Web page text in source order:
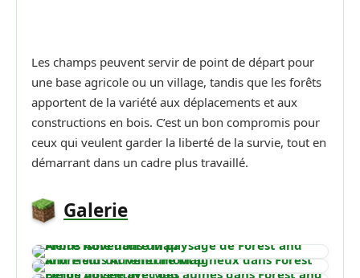
Les champs peuvent servir de point de départ pour
une base agricole ou un village, tandis que les forêts
apportent de la variété aux déplacements et aux
constructions en bois. C’est un bon compromis pour
ceux qui veulent garder la liberté de la survie, tout en
démarrant dans un cadre plus travaillé.
Galerie